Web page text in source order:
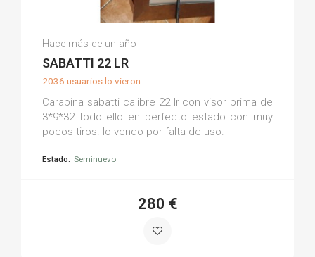
Jesus F.
(0)
Hace más de un año
SABATTI 22 LR
2036 usuarios lo vieron
Carabina sabatti calibre 22 lr con visor prima de
3*9*32 todo ello en perfecto estado con muy
pocos tiros. lo vendo por falta de uso.
Estado: Seminuevo
280 €